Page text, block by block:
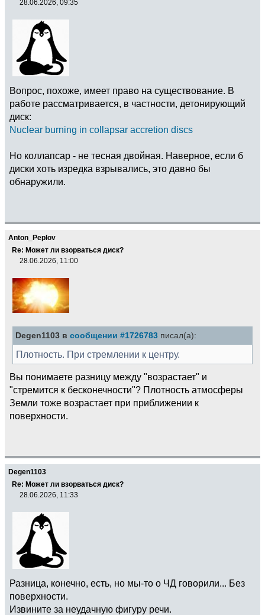
28.06.2026, 09:35
Вопрос, похоже, имеет право на существование. В
работе рассматривается, в частности, детонирующий
диск:
Nuclear burning in collapsar accretion discs
Но коллапсар - не тесная двойная. Наверное, если б
диски хоть изредка взрывались, это давно бы
обнаружили.
Anton_Peplov
Re: Может ли взорваться диск?
28.06.2026, 11:00
Degen1103 в сообщении #1726783 писал(а):
Плотность. При стремлении к центру.
Вы понимаете разницу между "возрастает" и
"стремится к бесконечности"? Плотность атмосферы
Земли тоже возрастает при приближении к
поверхности.
Degen1103
Re: Может ли взорваться диск?
28.06.2026, 11:33
Разница, конечно, есть, но мы-то о ЧД говорили... Без
поверхности.
Извините за неудачную фигуру речи.